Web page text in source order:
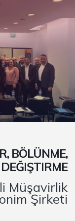
BÖLÜNME,
Müşavirlik
Şirketi